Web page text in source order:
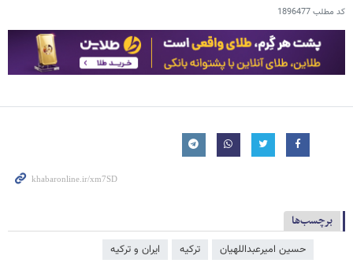
کد مطلب1896477
برچسب‌ها
حسین امیرعبداللهیان ترکیه ایران و ترکیه